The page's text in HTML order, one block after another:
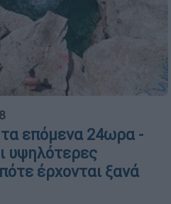
επόμενα 24ωρα -
υψηλότερες
έρχονται ξανά